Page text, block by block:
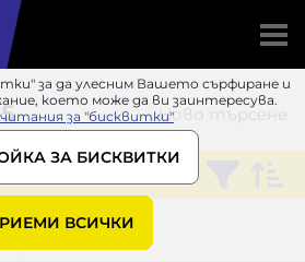
за да улесним Вашето сърфиране и
което може да ви заинтересува.
за "бисквитки"
ЗА БИСКВИТКИ
ВСИЧКИ
Ново търсене